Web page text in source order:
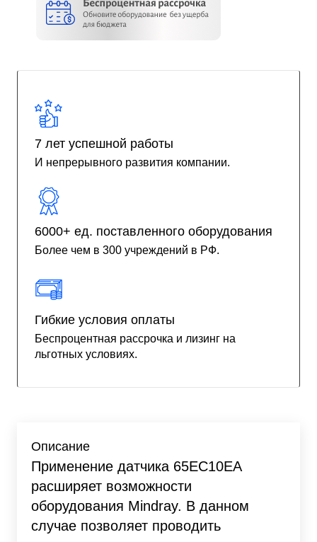
7 лет успешной работы
И непрерывного развития компании.
6000+ ед. поставленного оборудования
Более чем в 300 учреждений в РФ.
Гибкие условия оплаты
Беспроцентная рассрочка и лизинг на
льготных условиях.
Описание
Применение датчика 65EC10EA
расширяет возможности
оборудования Mindray. В данном
случае позволяет проводить